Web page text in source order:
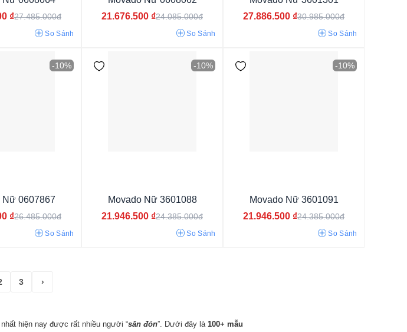
₫27.485.000đ
So Sánh
21.676.500 ₫24.085.000đ
So Sánh
27.886.500 ₫30.985.000đ
So Sánh
-10%
Nữ 0607867
₫26.485.000đ
So Sánh
-10%
Movado Nữ 3601088
21.946.500 ₫24.385.000đ
So Sánh
-10%
Movado Nữ 3601091
21.946.500 ₫24.385.000đ
So Sánh
3 ›
hiện nay được rất nhiều người “săn đón”. Dưới đây là 100+ mẫu